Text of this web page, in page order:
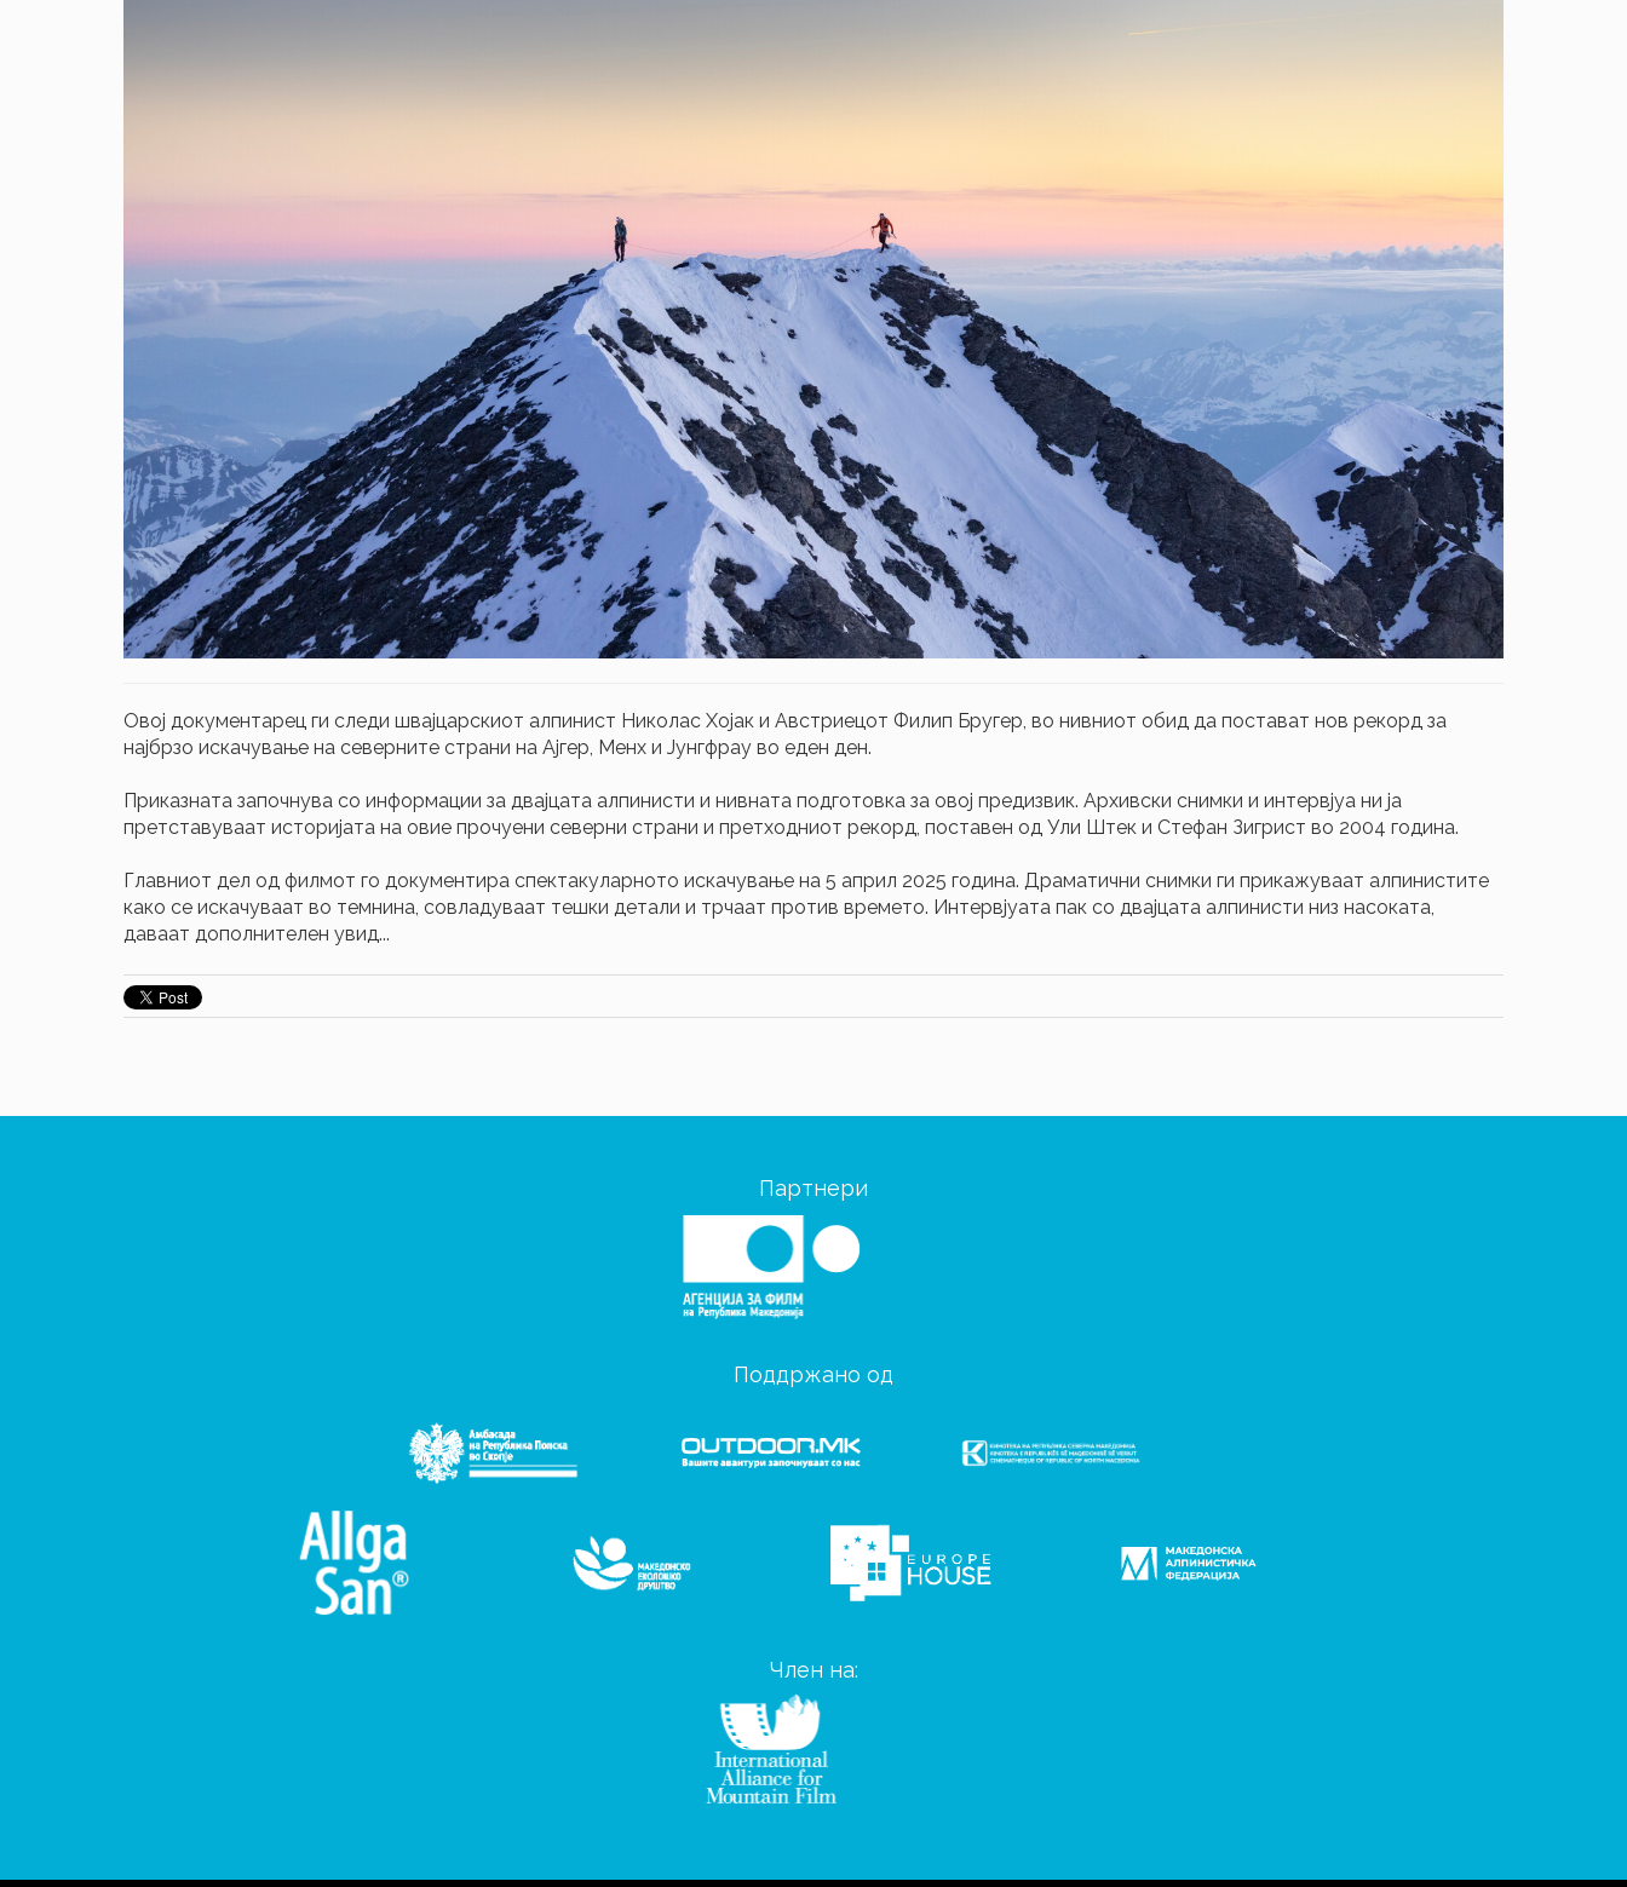
Овој документарец ги следи швајцарскиот алпинист Николас Хојак и Австриецот Филип Бругер, во нивниот обид да постават нов рекорд за
најбрзо искачување на северните страни на Ајгер, Менх и Јунгфрау во еден ден.
Приказната започнува со информации за двајцата алпинисти и нивната подготовка за овој предизвик. Архивски снимки и интервјуа ни ја
претставуваат историјата на овие прочуени северни страни и претходниот рекорд, поставен од Ули Штек и Стефан Зигрист во 2004 година.
Главниот дел од филмот го документира спектакуларното искачување на 5 април 2025 година. Драматични снимки ги прикажуваат алпинистите
како се искачуваат во темнина, совладуваат тешки детали и трчаат против времето. Интервјуата пак со двајцата алпинисти низ насоката,
даваат дополнителен увид...
Партнери
Поддржано од
Член на: